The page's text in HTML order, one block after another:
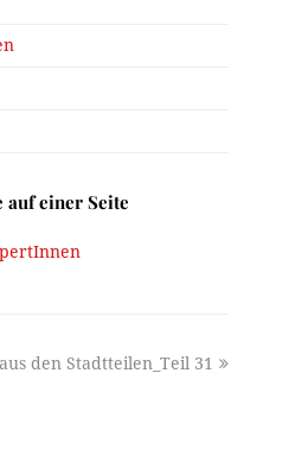
einer Seite
den Stadtteilen_Teil 31